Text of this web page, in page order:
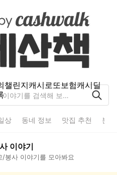
챌린지캐시로또보험캐시딜
상 동네 정보 맛집 추천 분
이야기
/봉사 이야기를 모아봐요